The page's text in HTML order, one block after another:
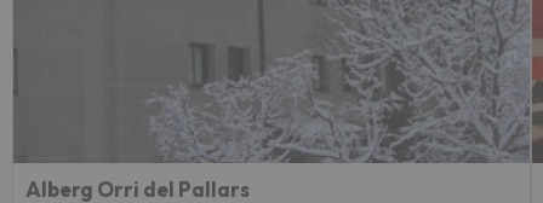
Alberg Orri del Pallars